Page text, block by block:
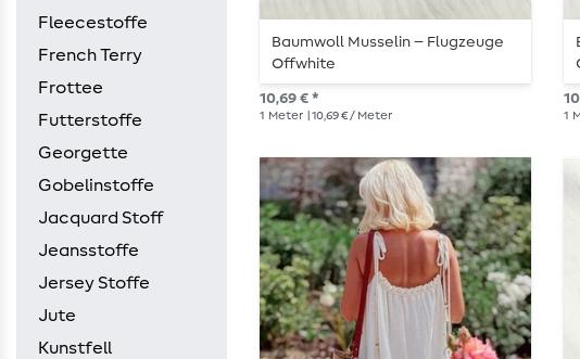
Fleecestoffe
French Terry
Frottee
Futterstoffe
Georgette
Gobelinstoffe
Jacquard Stoff
Jeansstoffe
Jersey Stoffe
Jute
Kunstfell
Baumwoll Musselin – Flugzeuge
Offwhite
10,69 € *
1 Meter | 10,69 € / Meter 1